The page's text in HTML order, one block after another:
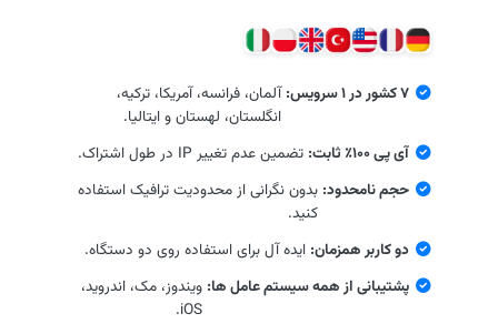
۷ کشور در ۱ سرویس:
آلمان، فرانسه، آمریکا، ترکیه،
انگلستان، لهستان و ایتالیا.
آی پی ۱۰۰٪ ثابت:
تضمین عدم تغییر IP در طول اشتراک.
حجم نامحدود: بدون نگرانی از محدودیت ترافیک استفاده
کنید.
دو کاربر همزمان: ایده آل برای استفاده روی دو دستگاه.
پشتیبانی از همه سیستم عامل ها: ویندوز، مک، اندروید،
iOS.